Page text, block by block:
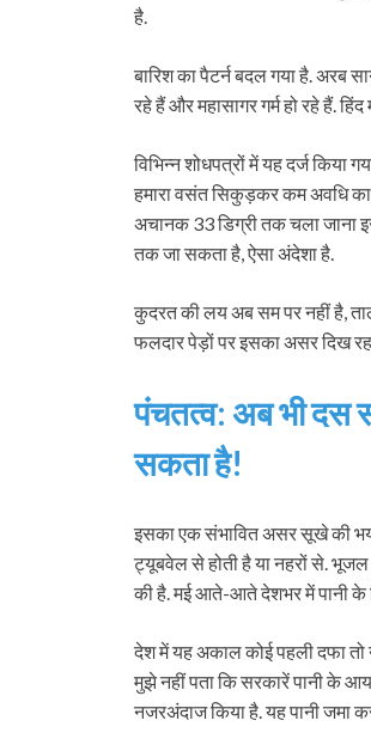
है.
बारिश का पैटर्न बदल गया है. अरब
रहे हैं और महासागर गर्म हो रहे हैं.
विभिन्न शोधपत्रों में यह दर्ज किया
हमारा वसंत सिकुड़कर कम अवधि का
अचानक 33 डिग्री तक चला जाना
तक जा सकता है, ऐसा अंदेशा है.
कुदरत की लय अब सम पर नहीं है,
फलदार पेड़ों पर इसका असर दिख
पंचतत्व: अब भी दस
सकता है!
इसका एक संभावित असर सूखे की
ट्यूबवेल से होती है या नहरों से.
की है. मई आते-आते देशभर में पानी के
देश में यह अकाल कोई पहली दफा तो
मुझे नहीं पता कि सरकारें पानी के
नजरअंदाज किया है. यह पानी जमा